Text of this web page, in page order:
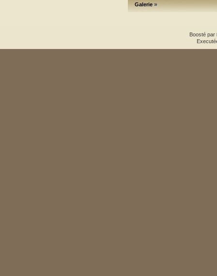
Galerie»
Boosté par